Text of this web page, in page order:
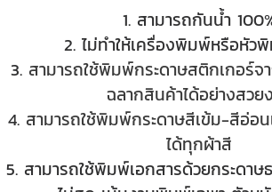
1. สามารถกันน้ำ
2. ไม่ทำให้เครื่องพิมพ์หรือหัว
3. สามารถใช้พิมพ์กระดาษสติกเกอร์
ฉลากสินค้าได้อย่างสวย
4. สามารถใช้พิมพ์กระดาษสีเข้ม-สีอ่อ
ได้ทุกผ้าสี
5. สามารถใช้พิมพ์เอกสารด้วยกระดาษ